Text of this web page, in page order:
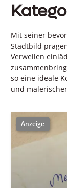
Mit seiner
Stadtbild
Verweilen
so eine ideale
und